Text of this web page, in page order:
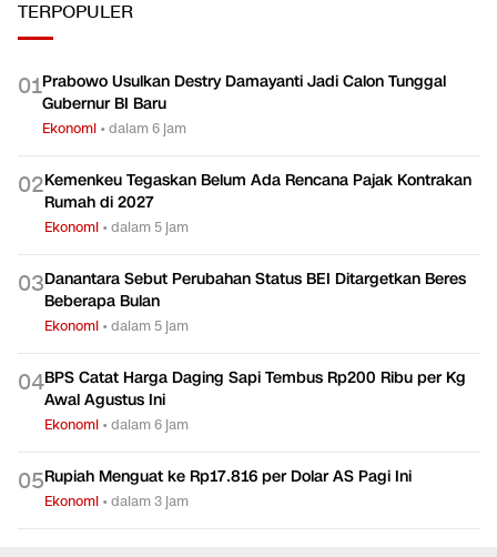
TERPOPULER
01Prabowo Usulkan Destry Damayanti Jadi Calon Tunggal
Gubernur BI Baru
Ekonomi •dalam 6 jam
02Kemenkeu Tegaskan Belum Ada Rencana Pajak Kontrakan
Rumah di 2027
Ekonomi •dalam 5 jam
03Danantara Sebut Perubahan Status BEI Ditargetkan Beres
Beberapa Bulan
Ekonomi •dalam 5 jam
04BPS Catat Harga Daging Sapi Tembus Rp200 Ribu per Kg
Awal Agustus Ini
Ekonomi •dalam 6 jam
05Rupiah Menguat ke Rp17.816 per Dolar AS Pagi Ini
Ekonomi •dalam 3 jam